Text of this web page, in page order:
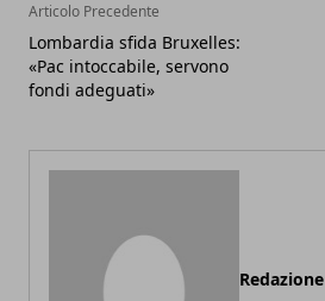
Articolo Precedente
Lombardia sfida Bruxelles:
«Pac intoccabile, servono
fondi adeguati»
Redazione